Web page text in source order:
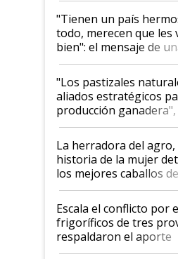
"Tienen un país
todo, merecen que les
bien": el mensaje de
ganadera uruguaya
oportunidades que se
para el agro en
foco en la carne
"Los pastizales
aliados estratégicos
producción ganadera",
la iniciativa que ya
establecimientos en
La herradora del agro,
historia de la mujer
los mejores caballos
Argentina y los mitos
todavía hacen sufrir a
animales: "Mientras me
descalificaban, yo
haciendo currículum"
Escala el conflicto por
frigoríficos de tres
respaldaron el aporte
obligatorio